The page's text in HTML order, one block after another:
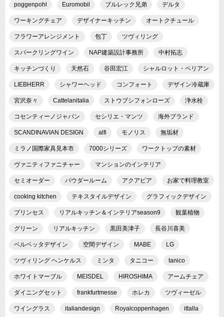
poggenpohl Euromobil ブルレック兄弟 デルタ
ワーキングチェア デザイナーキッチン オートクチュール
フラワーアレンジメント 包丁 ツヴィリング
スパークリングワイン NAP建築設計事務所 中村拓志
キッチンづくり 天然石 谷田宏江 シャルロット・ペリアン
LIEBHERR シャワーヘッド コンフォート デザイン冷蔵庫
宮沢奈々 Cattelanitalia ストウブシフォンローズ 浄水栓
コセンティーノジャパン セシリエ・マンツ 海外ブランド
SCANDINAVIAN DESIGN alfi モノリス 無垢材
ミラノ国際家具見本市 7000シリーズ ワークトップの素材
ヴァニティファニチャー マンションのインテリア
セミオーダー パウダールーム アクアピア お家で料理教室
cooking kitchen テキスタイルデザイン グラフィックデザイン
プリンセス リアルキッチン＆インテリアseason9 観葉植物
グリーン リアルキッチン 黒田美津子 長谷川喜美
ベルベッタデザイン 空間デザイン MABE LG
ツヴィリング ヘンケルス ミンタ タニコー tanico
ホワイトマーブル MEISDEL HIROSHIMA アームチェア
ダイニングセット frankfurtmesse ホレカ ツヴィーゼル
ワイングラス italiandesign Royalcoppenhagen ittalla